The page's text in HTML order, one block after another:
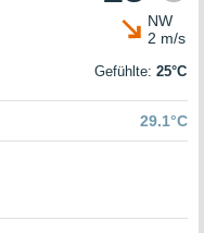
NW
2 m/s
Gefühlte: 25°C
29.1°C